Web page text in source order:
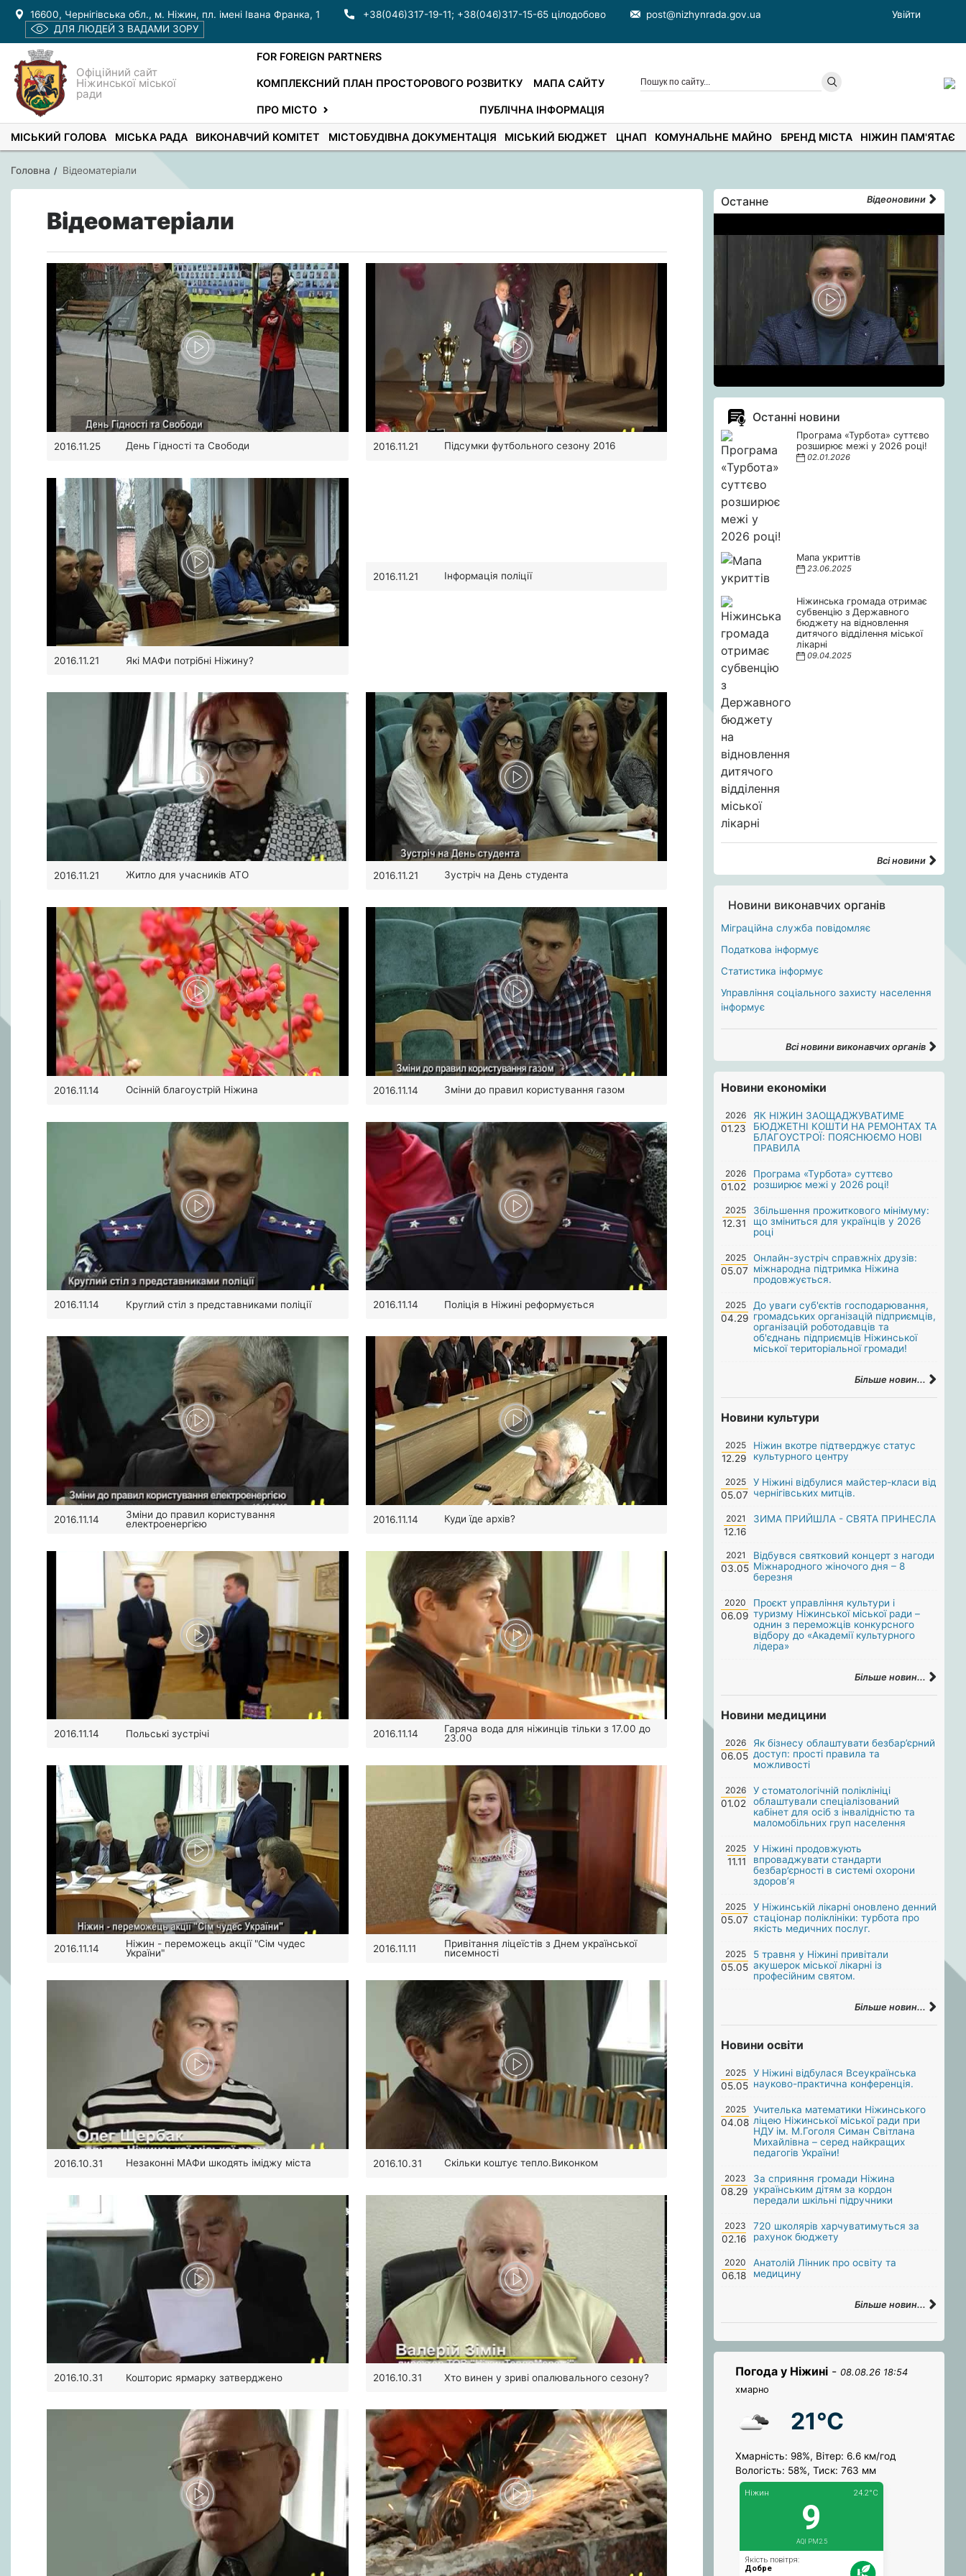
16600, Чернігівська обл., м. Ніжин, пл. імені Івана Франка, 1 +38(046)317-19-11; +38(046)317-15-65 цілодобово post@nizhynrada.gov.ua
Увійти
ДЛЯ ЛЮДЕЙ З ВАДАМИ ЗОРУ
Офіційний сайт
Ніжинської міської
ради
FOR FOREIGN PARTNERS
КОМПЛЕКСНИЙ ПЛАН ПРОСТОРОВОГО РОЗВИТКУ МАПА САЙТУ
ПРО МІСТО ПУБЛІЧНА ІНФОРМАЦІЯ
МІСЬКИЙ ГОЛОВА МІСЬКА РАДА ВИКОНАВЧИЙ КОМІТЕТ МІСТОБУДІВНА ДОКУМЕНТАЦІЯ МІСЬКИЙ БЮДЖЕТ ЦНАП КОМУНАЛЬНЕ МАЙНО БРЕНД МІСТА НІЖИН ПАМ'ЯТАЄ
Головна Відеоматеріали
Відеоматеріали
2016.11.25 День Гідності та Свободи 2016.11.21 Підсумки футбольного сезону 2016
2016.11.21 Які МАФи потрібні Ніжину?
2016.11.21 Інформація поліції
2016.11.21 Житло для учасників АТО 2016.11.21 Зустріч на День студента
2016.11.14 Осінній благоустрій Ніжина 2016.11.14 Зміни до правил користування газом
2016.11.14 Круглий стіл з представниками поліції 2016.11.14 Поліція в Ніжині реформується
2016.11.14
Зміни до правил користування
електроенергією
2016.11.14 Куди їде архів?
2016.11.14 Польські зустрічі 2016.11.14
Гаряча вода для ніжинців тільки з 17.00 до
23.00
2016.11.14
Ніжин - переможець акції "Сім чудес
України"
2016.11.11
Привітання ліцеїстів з Днем української
писемності
2016.10.31 Незаконні МАФи шкодять іміджу міста 2016.10.31 Скільки коштує тепло.Виконком
2016.10.31 Кошторис ярмарку затверджено 2016.10.31 Хто винен у зриві опалювального сезону?
Останне Відеоновини
Останні новини
Програма «Турбота» суттєво
розширює межі у 2026 році!
02.01.2026
Мапа укриттів
23.06.2025
Ніжинська громада отримає
субвенцію з Державного
бюджету на відновлення
дитячого відділення міської
лікарні
09.04.2025
Всі новини
Новини виконавчих органів
Міграційна служба повідомляє
Податкова інформує
Статистика інформує
Управління соціального захисту населення
інформує
Всі новини виконавчих органів
Новини економіки
2026
01.23
ЯК НІЖИН ЗАОЩАДЖУВАТИМЕ
БЮДЖЕТНІ КОШТИ НА РЕМОНТАХ ТА
БЛАГОУСТРОЇ: ПОЯСНЮЄМО НОВІ
ПРАВИЛА
2026
01.02
Програма «Турбота» суттєво
розширює межі у 2026 році!
2025
12.31
Збільшення прожиткового мінімуму:
що зміниться для українців у 2026
році
2025
05.07
Онлайн-зустріч справжніх друзів:
міжнародна підтримка Ніжина
продовжується.
2025
04.29
До уваги суб'єктів господарювання,
громадських організацій підприємців,
організацій роботодавців та
об'єднань підприємців Ніжинської
міської територіальної громади!
Більше новин...
Новини культури
2025
12.29
Ніжин вкотре підтверджує статус
культурного центру
2025
05.07
У Ніжині відбулися майстер-класи від
чернігівських митців.
2021
12.16
ЗИМА ПРИЙШЛА - СВЯТА ПРИНЕСЛА
2021
03.05
Відбувся святковий концерт з нагоди
Міжнародного жіночого дня – 8
березня
2020
06.09
Проєкт управління культури і
туризму Ніжинської міської ради –
однин з переможців конкурсного
відбору до «Академії культурного
лідера»
Більше новин...
Новини медицини
2026
06.05
Як бізнесу облаштувати безбар’єрний
доступ: прості правила та
можливості
2026
01.02
У стоматологічній поліклініці
облаштували спеціалізований
кабінет для осіб з інвалідністю та
маломобільних груп населення
2025
11.11
У Ніжині продовжують
впроваджувати стандарти
безбар’єрності в системі охорони
здоров’я
2025
05.07
У Ніжинській лікарні оновлено денний
стаціонар поліклініки: турбота про
якість медичних послуг.
2025
05.05
5 травня у Ніжині привітали
акушерок міської лікарні із
професійним святом.
Більше новин...
Новини освіти
2025
05.05
У Ніжині відбулася Всеукраїнська
науково-практична конференція.
2025
04.08
Учителька математики Ніжинського
ліцею Ніжинської міської ради при
НДУ ім. М.Гоголя Симан Світлана
Михайлівна – серед найкращих
педагогів України!
2023
08.29
За сприяння громади Ніжина
українським дітям за кордон
передали шкільні підручники
2023
02.16
720 школярів харчуватимуться за
рахунок бюджету
2020
06.18
Анатолій Лінник про освіту та
медицину
Більше новин...
Погода у Ніжині - 08.08.26 18:54
хмарно
21°C
Хмарність: 98%, Вітер: 6.6 км/год
Вологість: 58%, Тиск: 763 мм